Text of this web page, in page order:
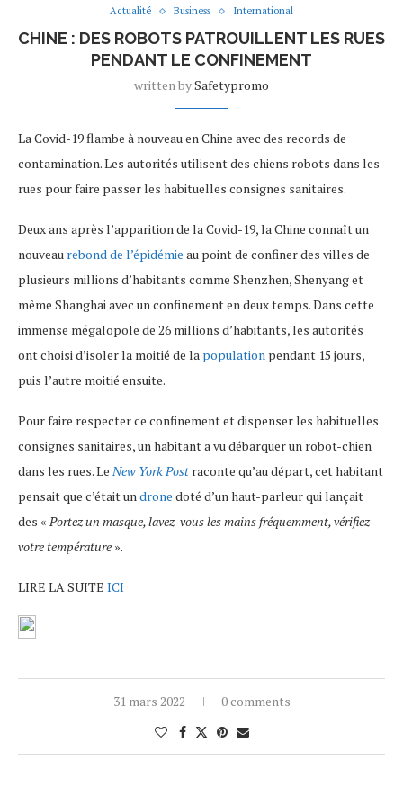
Actualité Business International
CHINE : DES ROBOTS PATROUILLENT LES RUES
PENDANT LE CONFINEMENT
written bySafetypromo
La Covid-19 flambe à nouveau en Chine avec des records de
contamination. Les autorités utilisent des chiens robots dans les
rues pour faire passer les habituelles consignes sanitaires.
Deux ans après l’apparition de la Covid-19, la Chine connaît un
nouveau rebond de l’épidémie au point de confiner des villes de
plusieurs millions d’habitants comme Shenzhen, Shenyang et
même Shanghai avec un confinement en deux temps. Dans cette
immense mégalopole de 26 millions d’habitants, les autorités
ont choisi d’isoler la moitié de la population pendant 15 jours,
puis l’autre moitié ensuite.
Pour faire respecter ce confinement et dispenser les habituelles
consignes sanitaires, un habitant a vu débarquer un robot-chien
dans les rues. LeNew York Post raconte qu’au départ, cet habitant
pensait que c’était undrone doté d’un haut-parleur qui lançait
des « Portez un masque, lavez-vous les mains fréquemment, vérifiez
votre température ».
LIRE LA SUITE ICI
31 mars 2022 0 comments